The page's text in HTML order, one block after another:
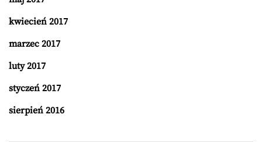
kwiecień 2017
marzec 2017
luty 2017
styczeń 2017
sierpień 2016